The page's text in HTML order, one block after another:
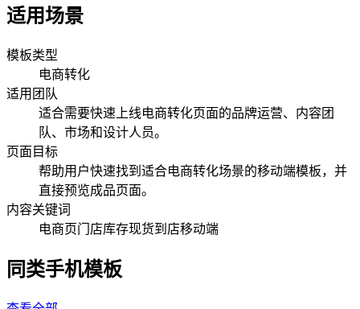
适用场景
模板类型
电商转化
适用团队
适合需要快速上线电商转化页面的品牌运营、内容团
队、市场和设计人员。
页面目标
帮助用户快速找到适合电商转化场景的移动端模板，并
直接预览成品页面。
内容关键词
电商页门店库存现货到店移动端
同类手机模板